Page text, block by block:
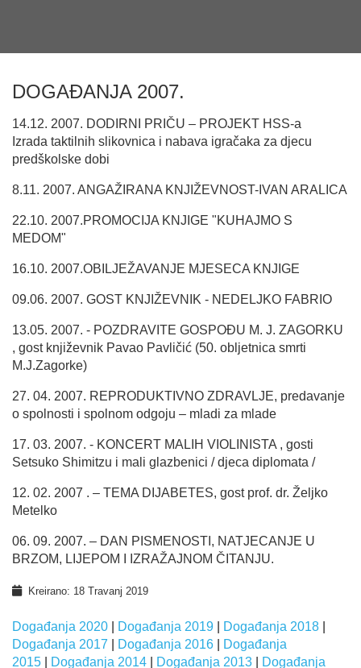
DOGAĐANJA 2007.
14.12. 2007. DODIRNI PRIČU – PROJEKT HSS-a
Izrada taktilnih slikovnica i nabava igračaka za djecu
predškolske dobi
8.11. 2007. ANGAŽIRANA KNJIŽEVNOST-IVAN ARALICA
22.10. 2007.PROMOCIJA KNJIGE "KUHAJMO S
MEDOM"
16.10. 2007.OBILJEŽAVANJE MJESECA KNJIGE
09.06. 2007. GOST KNJIŽEVNIK - NEDELJKO FABRIO
13.05. 2007. - POZDRAVITE GOSPOĐU M. J. ZAGORKU
, gost književnik Pavao Pavličić (50. obljetnica smrti
M.J.Zagorke)
27. 04. 2007. REPRODUKTIVNO ZDRAVLJE, predavanje
o spolnosti i spolnom odgoju – mladi za mlade
17. 03. 2007. - KONCERT MALIH VIOLINISTA , gosti
Setsuko Shimitzu i mali glazbenici / djeca diplomata /
12. 02. 2007 . – TEMA DIJABETES, gost prof. dr. Željko
Metelko
06. 09. 2007. – DAN PISMENOSTI, NATJECANJE U
BRZOM, LIJEPOM I IZRAŽAJNOM ČITANJU.
Kreirano: 18 Travanj 2019
Događanja 2020 Događanja 2019 Događanja 2018
Događanja 2017
Događanja 2016
Događanja
2015
Događanja 2014 Događanja 2013
Događanja